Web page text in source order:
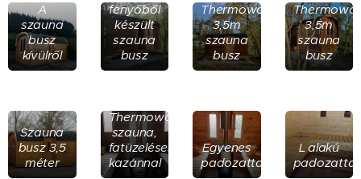
A
szauna
busz
kívülről
fenyőből
készült
szauna
busz
Thermowood
3,5m
szauna
busz
3,5m
szauna
busz
Szauna
busz 3,5
méter
Thermowood
szauna,
fatüzeléses
kazánnal
Egyenes
padozattal
L alakú
padozattal